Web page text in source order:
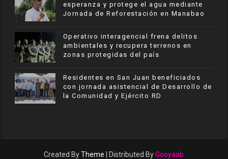
esperanza y protege el agua mediante
Jornada de Reforestación en Manabao
Operativo interagencial frena delitos
ambientales y recupera terrenos en
zonas protegidas del país
Residentes en San Juan beneficiados
con jornada asistencial de Desarrollo de
la Comunidad y Ejército RD
Created ByTheme | Distributed ByGooyaab